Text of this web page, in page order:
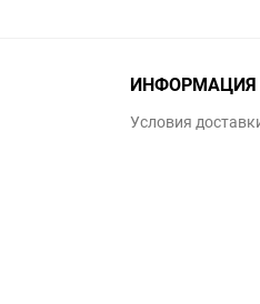
ИНФОРМАЦИЯ
Условия